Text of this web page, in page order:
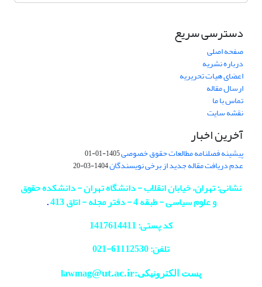
دسترسی سریع
صفحه اصلی
درباره نشریه
اعضای هیات تحریریه
ارسال مقاله
تماس با ما
نقشه سایت
آخرین اخبار
پیشینه فصلنامه مطالعات حقوق خصوصی1405-01-01
عدم دریافت مقاله جدید از برخی نویسندگان1404-03-20
نشانی: تهران، خیابان انقلاب - دانشگاه تهران - دانشکده حقوق
و علوم سیاسی - طبقه 4 - دفتر مجله - اتاق 413
.
کد پستی: 1417614411
تلفن: 61112530-
021
پست الکترونیکی:lawmag@ut.ac.ir